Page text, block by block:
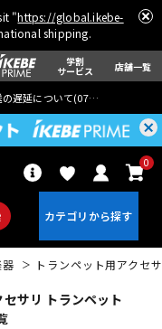
"https://global.ikebe-
shipping.
学割
サービス 店舗一覧
の遅延について(07月29日
0
トランペット用アクセ
サリ トランペット